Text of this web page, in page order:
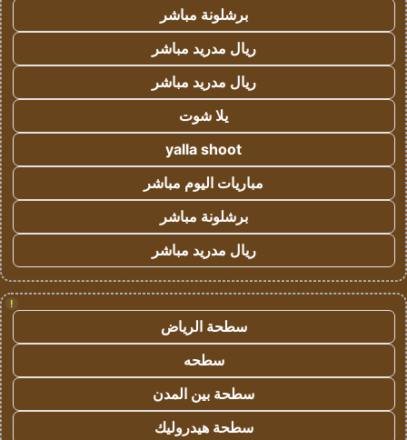
برشلونة مباشر
ريال مدريد مباشر
ريال مدريد مباشر
يلا شوت
yalla shoot
مباريات اليوم مباشر
برشلونة مباشر
ريال مدريد مباشر
!
سطحة الرياض
سطحه
سطحة بين المدن
سطحة هيدروليك